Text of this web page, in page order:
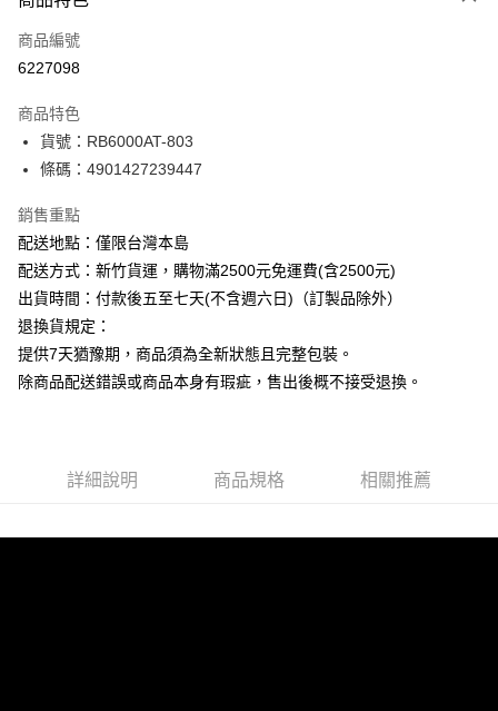
信用卡一次付款
Apple Pay
悠遊付
ATM付款
運送方式
下單前請先詢問庫存
每筆NT$130，滿NT$2,500(含以上)免運費
商品編號
6227098
商品特色
貨號：RB6000AT-803
條碼：4901427239447
銷售重點
配送地點：僅限台灣本島
配送方式：新竹貨運，購物滿2500元免運費(含2500元)
出貨時間：付款後五至七天(不含週六日)（訂製品除外）
退換貨規定：
提供7天猶豫期，商品須為全新狀態且完整包裝。
除商品配送錯誤或商品本身有瑕疵，售出後概不接受退換。
詳細說明 商品規格 相關推薦